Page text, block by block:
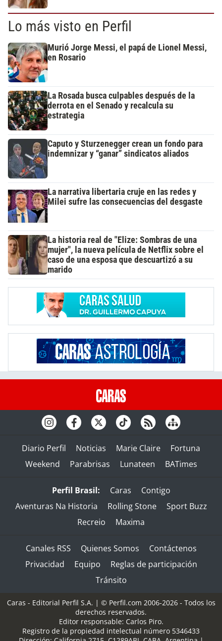
Lo más visto en Perfil
Murió Jorge Messi, el papá de Lionel Messi,
en Rosario
La Rosada busca culpables después de la
derrota en el Senado y recalcula su
estrategia
Caputo y Sturzenegger crean un fondo para
indemnizar y “ganar” sindicatos aliados
La narrativa libertaria cruje en las redes y
Milei sufre las consecuencias del desgaste
La historia real de "Elize: Sombras de una
mujer", la nueva película de Netflix sobre el
caso de una esposa que descuartizó a su
marido
Diario Perfil Noticias Marie Claire
Fortuna
Weekend
Parabrisas Lunateen BATimes
Perfil Brasil: Caras
Contigo
Aventuras Na Historia
Rolling Stone
Sport Buzz
Recreio
Maxima
Canales RSS Quienes Somos
Contáctenos
Privacidad
Equipo
Reglas de participación
Tránsito
Caras - Editorial Perfil S.A. | © Perfil.com 2006-2026 - Todos los
derechos reservados.
Editor responsable: Carlos Piro.
Registro de la propiedad intelectual número 5346433